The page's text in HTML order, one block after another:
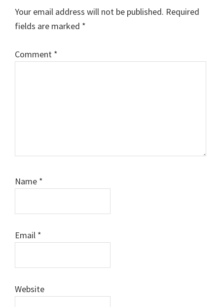
Interactions
Your email address will not be published. Required
fields are marked *
Comment *
Name *
Email *
Website